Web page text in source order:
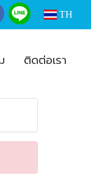
TH
ติดต่อเรา